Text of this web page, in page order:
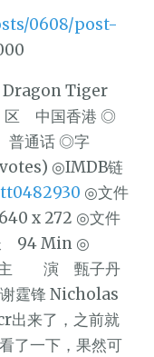
0608/post-
Tiger
中国香港 ◎
通话 ◎字
◎IMDB链
◎文件
x 272 ◎文件
94 Min ◎
演 甄子丹
霆锋 Nicholas
出来了，之前就
了一下，果然可